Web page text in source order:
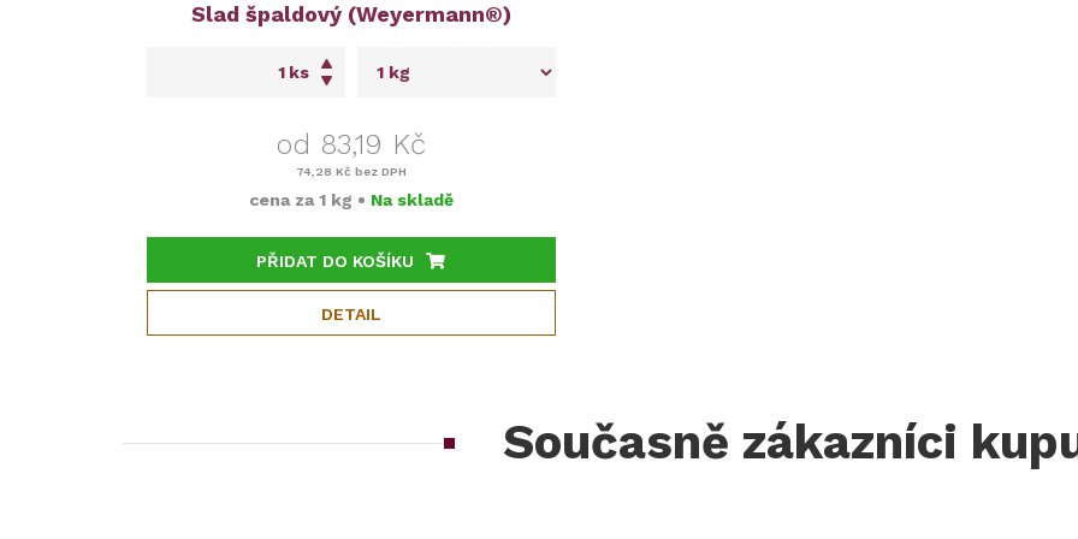
Slad špaldový (Weyermann®)
ks
od 83,19 Kč
74,28 Kč bez DPH
cena za 1 kg • Na skladě
PŘIDAT DO KOŠÍKU
DETAIL
Současně zákazníci